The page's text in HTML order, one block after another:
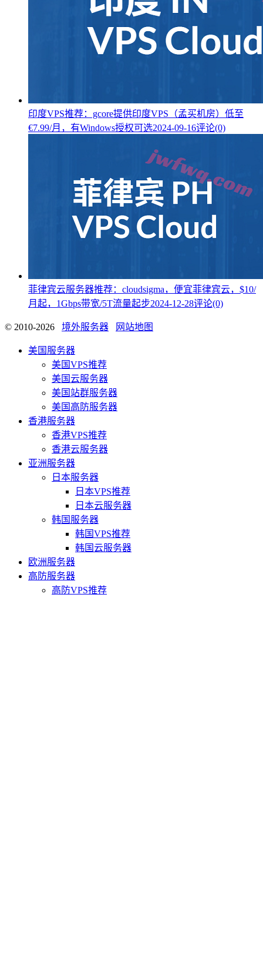
印度VPS推荐：gcore提供印度VPS（孟买机房）低至
€7.99/月，有Windows授权可选2024-09-16评论(0)
菲律宾云服务器推荐：cloudsigma，便宜菲律宾云，$10/
月起，1Gbps带宽/5T流量起步2024-12-28评论(0)
© 2010-2026 境外服务器 网站地图
美国服务器
美国VPS推荐
美国云服务器
美国站群服务器
美国高防服务器
香港服务器
香港VPS推荐
香港云服务器
亚洲服务器
日本服务器
日本VPS推荐
日本云服务器
韩国服务器
韩国VPS推荐
韩国云服务器
欧洲服务器
高防服务器
高防VPS推荐